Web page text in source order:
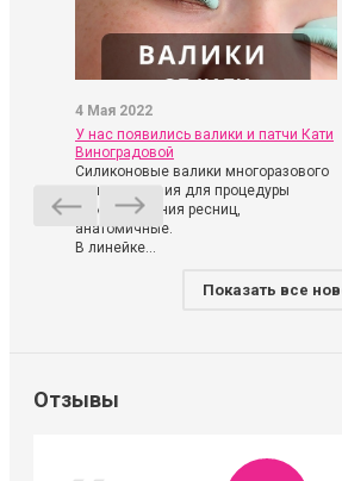
4 Мая 2022
У нас появились валики и патчи Кати
Виноградовой
Силиконовые валики многоразового
использования для процедуры
ламинирования ресниц,
анатомичные.
В линейке...
Показать все
Отзывы